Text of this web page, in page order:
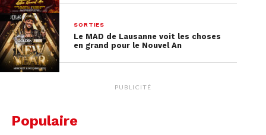
SORTIES
Le MAD de Lausanne voit les choses
en grand pour le Nouvel An
PUBLICITÉ
Populaire